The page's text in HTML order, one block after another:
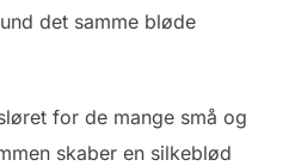
det samme bløde
for de mange små og
skaber en silkeblød